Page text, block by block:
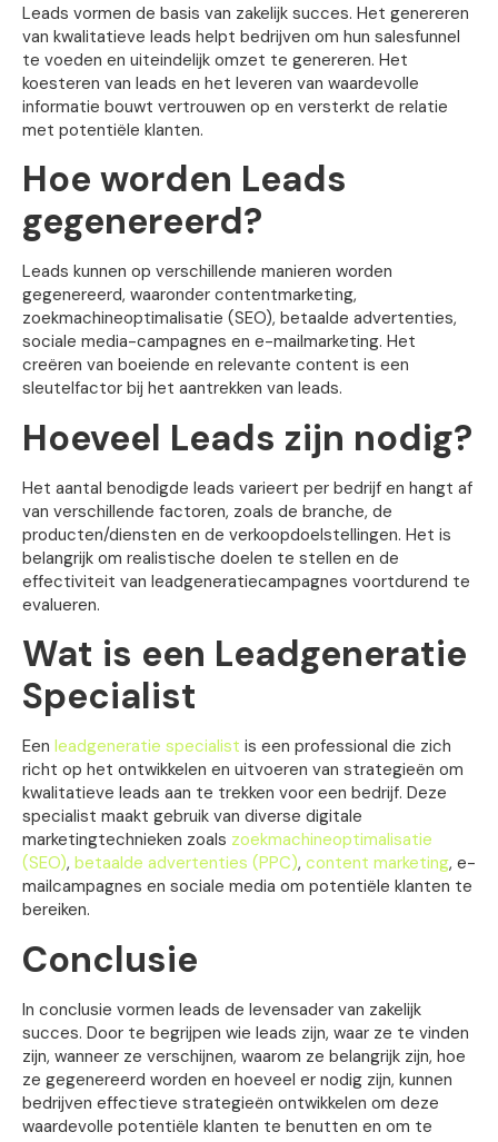
Leads vormen de basis van zakelijk succes. Het genereren
van kwalitatieve leads helpt bedrijven om hun salesfunnel
te voeden en uiteindelijk omzet te genereren. Het
koesteren van leads en het leveren van waardevolle
informatie bouwt vertrouwen op en versterkt de relatie
met potentiële klanten.
Hoe worden Leads
gegenereerd?
Leads kunnen op verschillende manieren worden
gegenereerd, waaronder contentmarketing,
zoekmachineoptimalisatie (SEO), betaalde advertenties,
sociale media-campagnes en e-mailmarketing. Het
creëren van boeiende en relevante content is een
sleutelfactor bij het aantrekken van leads.
Hoeveel Leads zijn nodig?
Het aantal benodigde leads varieert per bedrijf en hangt af
van verschillende factoren, zoals de branche, de
producten/diensten en de verkoopdoelstellingen. Het is
belangrijk om realistische doelen te stellen en de
effectiviteit van leadgeneratiecampagnes voortdurend te
evalueren.
Wat is een Leadgeneratie
Specialist
Een leadgeneratie specialist is een professional die zich
richt op het ontwikkelen en uitvoeren van strategieën om
kwalitatieve leads aan te trekken voor een bedrijf. Deze
specialist maakt gebruik van diverse digitale
marketingtechnieken zoals zoekmachineoptimalisatie
(SEO), betaalde advertenties (PPC), content marketing, e-
mailcampagnes en sociale media om potentiële klanten te
bereiken.
Conclusie
In conclusie vormen leads de levensader van zakelijk
succes. Door te begrijpen wie leads zijn, waar ze te vinden
zijn, wanneer ze verschijnen, waarom ze belangrijk zijn, hoe
ze gegenereerd worden en hoeveel er nodig zijn, kunnen
bedrijven effectieve strategieën ontwikkelen om deze
waardevolle potentiële klanten te benutten en om te